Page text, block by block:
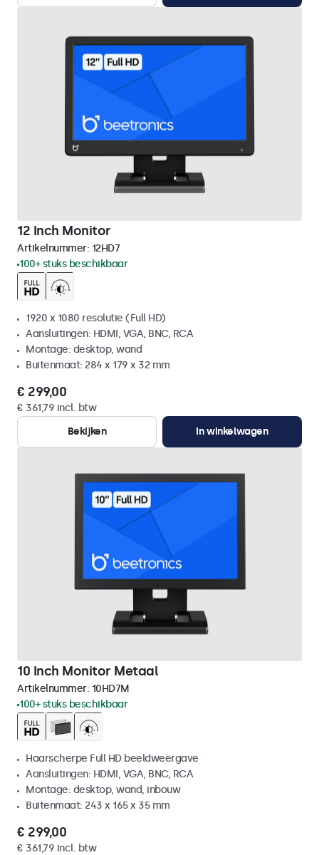
12 Inch Monitor
Artikelnummer: 12HD7
100+ stuks beschikbaar
1920 x 1080 resolutie (Full HD)
Aansluitingen: HDMI, VGA, BNC, RCA
Montage: desktop, wand
Buitenmaat: 284 x 179 x 32 mm
€ 299,00
€ 361,79 incl. btw
Bekijken
In winkelwagen
10 Inch Monitor Metaal
Artikelnummer: 10HD7M
100+ stuks beschikbaar
Haarscherpe Full HD beeldweergave
Aansluitingen: HDMI, VGA, BNC, RCA
Montage: desktop, wand, inbouw
Buitenmaat: 243 x 165 x 35 mm
€ 299,00
€ 361,79 incl. btw